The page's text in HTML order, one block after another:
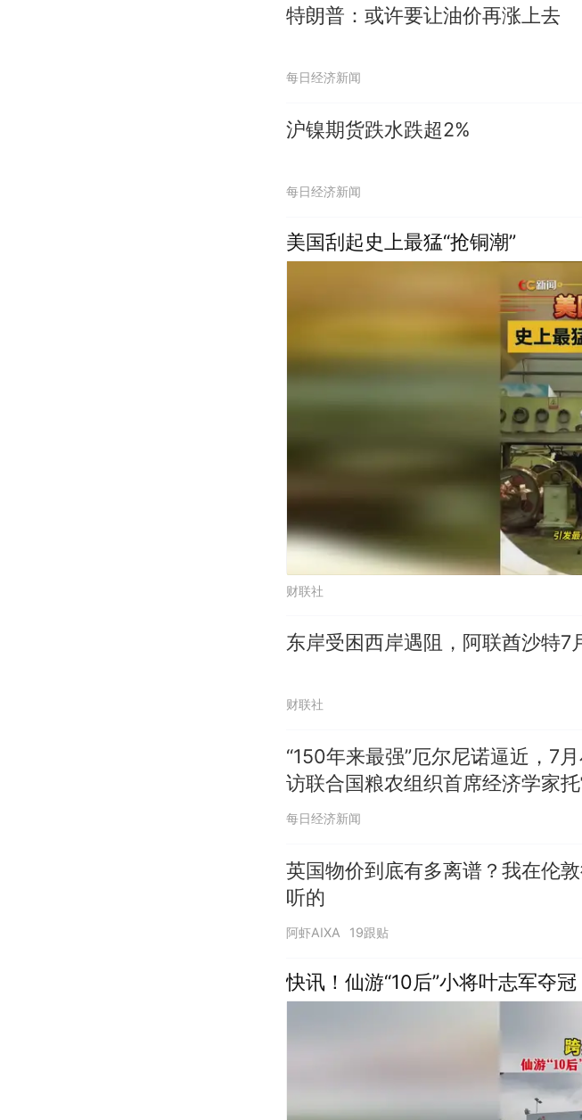
特朗普：或许要让油价再涨上去
每日经济新闻
沪镍期货跌水跌超2%
每日经济新闻
美国刮起史上最猛“抢铜潮”
财联社
东岸受困西岸遇阻，阿联酋沙特7
财联社
“150年来最强”厄尔尼诺逼近，7
访联合国粮农组织首席经济学家
出口限制，恐新增2140万饥饿人口
每日经济新闻
英国物价到底有多离谱？我在伦
听的
阿虾AIXA 19跟贴
快讯！仙游“10后”小将叶志军夺冠